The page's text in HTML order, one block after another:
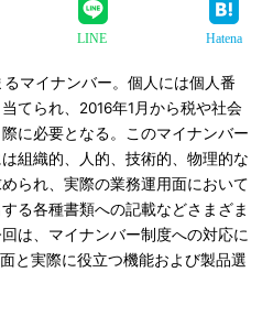
LINE Hatena
マイナンバー。個人には個人番
てられ、2016年1月から税や社会
に必要となる。このマイナンバー
組織的、人的、技術的、物理的な
られ、実際の業務運用面において
る各種書類への記載などさまざま
は、マイナンバー制度への対応に
と実際に役立つ機能および製品選